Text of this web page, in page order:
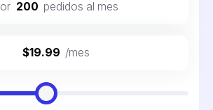
200 pedidos al mes
$19.99 /mes